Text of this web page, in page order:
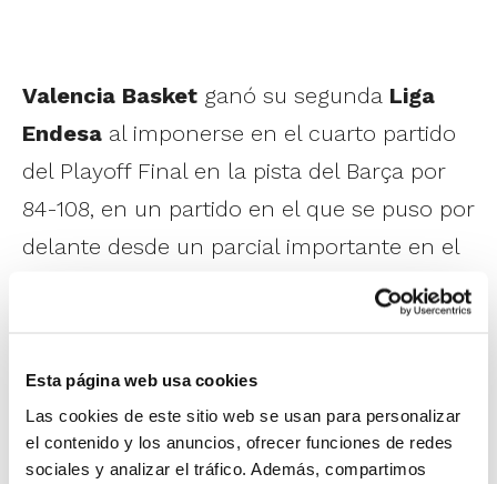
Esta página web usa cookies
Las cookies de este sitio web se usan para personalizar
el contenido y los anuncios, ofrecer funciones de redes
sociales y analizar el tráfico. Además, compartimos
Valencia Basket ganó su segunda Liga
Endesa al imponerse en el cuarto partido
del Playoff Final en la pista del Barça por
84-108, en un partido en el que se puso por
delante desde un parcial importante en el
segundo cuarto y que dominó desde
entonces, cerrando el triunfo en el acto
Este jueves será el momento de disfrutar